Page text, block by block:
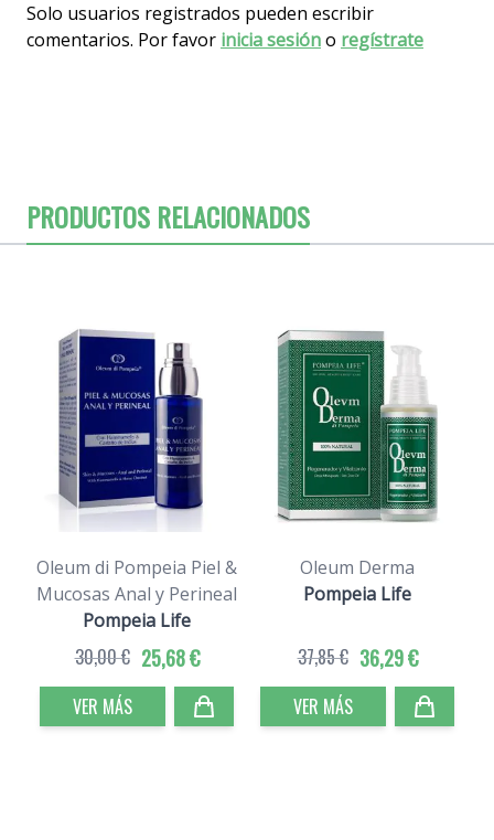
Solo usuarios registrados pueden escribir
comentarios. Por favor inicia sesióno regístrate
PRODUCTOS RELACIONADOS
Oleum di Pompeia Piel &
Mucosas Anal y Perineal
Pompeia Life
25,68 €
30,00 €
VER MÁS
Oleum Derma
Pompeia Life
36,29 €
37,85 €
VER MÁS